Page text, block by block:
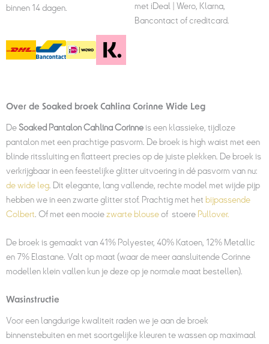
binnen 14 dagen.
met iDeal | Wero, Klarna,
Bancontact of creditcard.
Over de Soaked broek Cahlina Corinne Wide Leg
De Soaked Pantalon Cahlina Corinneis een klassieke, tijdloze
pantalon met een prachtige pasvorm. De broek is high waist met een
blinde ritssluiting en flatteert precies op de juiste plekken. De broek is
verkrijgbaar in een feestelijke glitter uitvoering in dé pasvorm van nu:
de wide leg . Dit elegante, lang vallende, rechte model met wijde pijp
hebben we in een zwarte glitter stof. Prachtig met het bijpassende
Colbert . Of met een mooiezwarte blouseof stoere Pullover.
De broek is gemaakt van 41% Polyester, 40% Katoen, 12% Metallic
en 7% Elastane. Valt op maat (waar de meer aansluitende Corinne
modellen klein vallen kun je deze op je normale maat bestellen).
Wasinstructie
Voor een langdurige kwaliteit raden we je aan de broek
binnenstebuiten en met soortgelijke kleuren te wassen op maximaal